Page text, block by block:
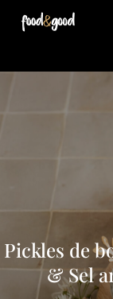
Pickles de
& Sel